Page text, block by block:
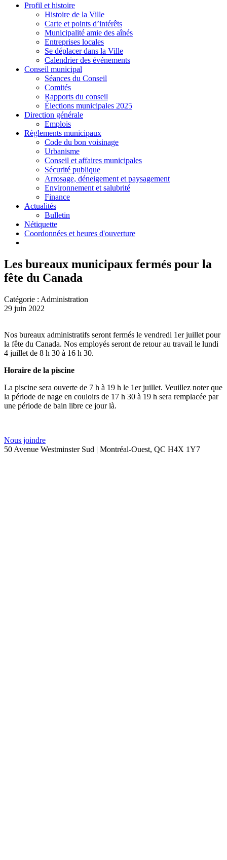
Profil et histoire
Histoire de la Ville
Carte et points d’intérêts
Municipalité amie des aînés
Entreprises locales
Se déplacer dans la Ville
Calendrier des événements
Conseil municipal
Séances du Conseil
Comités
Rapports du conseil
Élections municipales 2025
Direction générale
Emplois
Règlements municipaux
Code du bon voisinage
Urbanisme
Conseil et affaires municipales
Sécurité publique
Arrosage, déneigement et paysagement
Environnement et salubrité
Finance
Actualités
Bulletin
Nétiquette
Coordonnées et heures d'ouverture
Les bureaux municipaux fermés pour la
fête du Canada
Catégorie : Administration
29 juin 2022
Nos bureaux administratifs seront fermés le vendredi 1er juillet pour
la fête du Canada. Nos employés seront de retour au travail le lundi
4 juillet de 8 h 30 à 16 h 30.
Horaire de la piscine
La piscine sera ouverte de 7 h à 19 h le 1er juillet. Veuillez noter que
la période de nage en couloirs de 17 h 30 à 19 h sera remplacée par
une période de bain libre ce jour là.
Nous joindre
50 Avenue Westminster Sud | Montréal-Ouest, QC H4X 1Y7